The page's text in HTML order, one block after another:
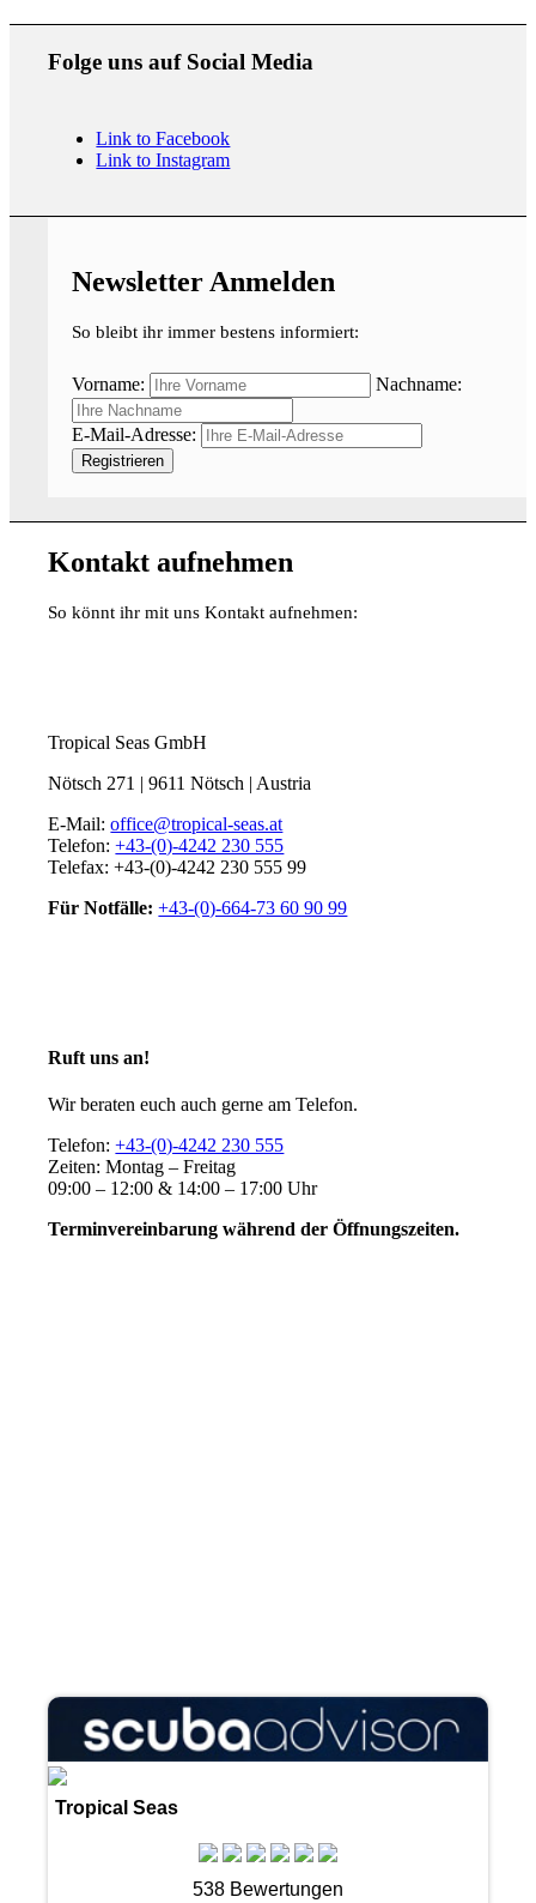
Folge uns auf Social Media
Link to Facebook
Link to Instagram
Newsletter Anmelden
So bleibt ihr immer bestens informiert:
Vorname: Nachname:
E-Mail-Adresse:
Kontakt aufnehmen
So könnt ihr mit uns Kontakt aufnehmen:
Tropical Seas GmbH
Nötsch 271 | 9611 Nötsch | Austria
E-Mail:office@tropical-seas.at
Telefon:+43-(0)-4242 230 555
Telefax: +43-(0)-4242 230 555 99
Für Notfälle: +43-(0)-664-73 60 90 99
Ruft uns an!
Wir beraten euch auch gerne am Telefon.
Telefon:+43-(0)-4242 230 555
Zeiten: Montag – Freitag
09:00 – 12:00 & 14:00 – 17:00 Uhr
Terminvereinbarung während der Öffnungszeiten.
Tropical Seas
538 Bewertungen